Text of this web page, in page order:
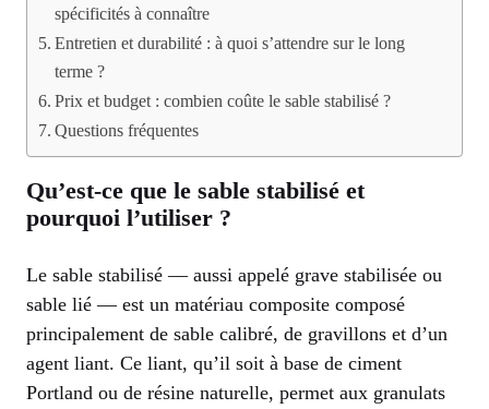
spécificités à connaître
Entretien et durabilité : à quoi s’attendre sur le long
terme ?
Prix et budget : combien coûte le sable stabilisé ?
Questions fréquentes
Qu’est-ce que le sable stabilisé et
pourquoi l’utiliser ?
Le sable stabilisé — aussi appelé grave stabilisée ou
sable lié — est un matériau composite composé
principalement de sable calibré, de gravillons et d’un
agent liant. Ce liant, qu’il soit à base de ciment
Portland ou de résine naturelle, permet aux granulats